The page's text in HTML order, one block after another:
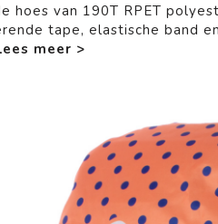
hoes van 190T RPET
tape, elastische band